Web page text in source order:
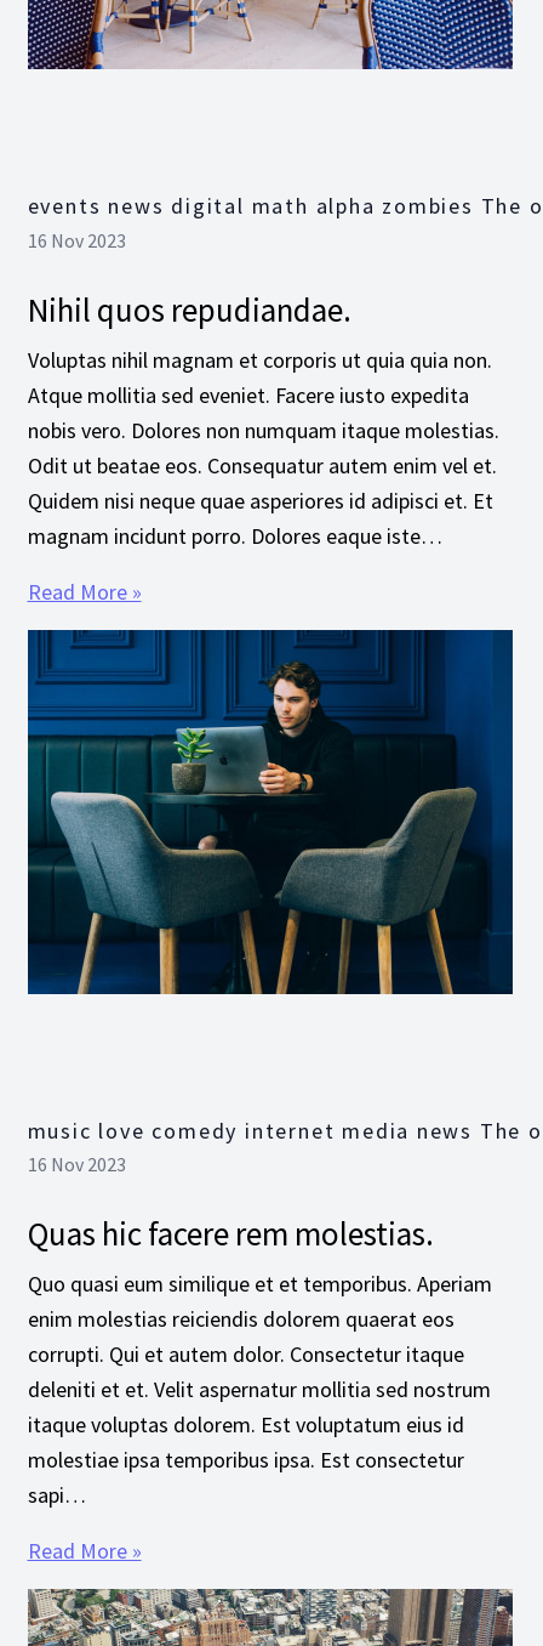
events news digital math alpha zombies The
16 Nov 2023
Nihil quos repudiandae.
Voluptas nihil magnam et corporis ut quia quia non.
Atque mollitia sed eveniet. Facere iusto expedita
nobis vero. Dolores non numquam itaque molestias.
Odit ut beatae eos. Consequatur autem enim vel et.
Quidem nisi neque quae asperiores id adipisci et. Et
magnam incidunt porro. Dolores eaque iste…
Read More »
music love comedy internet media news The
16 Nov 2023
Quas hic facere rem molestias.
Quo quasi eum similique et et temporibus. Aperiam
enim molestias reiciendis dolorem quaerat eos
corrupti. Qui et autem dolor. Consectetur itaque
deleniti et et. Velit aspernatur mollitia sed nostrum
itaque voluptas dolorem. Est voluptatum eius id
molestiae ipsa temporibus ipsa. Est consectetur
sapi…
Read More »